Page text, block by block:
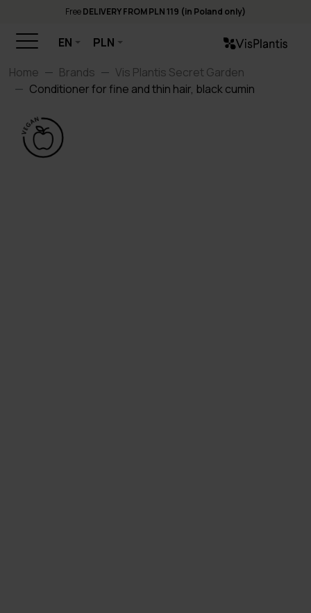
FreeDELIVERY FROM PLN 119 (in Poland only)
EN
PLN
Home
Brands
Vis Plantis Secret Garden
Conditioner for fine and thin hair, black cumin